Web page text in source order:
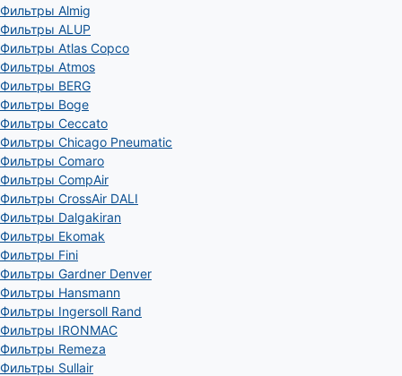
Фильтры Almig
Фильтры ALUP
Фильтры Atlas Copco
Фильтры Atmos
Фильтры BERG
Фильтры Boge
Фильтры Ceccato
Фильтры Chicago Pneumatic
Фильтры Comaro
Фильтры CompAir
Фильтры CrossAir DALI
Фильтры Dalgakiran
Фильтры Ekomak
Фильтры Fini
Фильтры Gardner Denver
Фильтры Hansmann
Фильтры Ingersoll Rand
Фильтры IRONMAC
Фильтры Remeza
Фильтры Sullair